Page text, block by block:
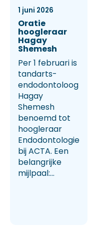
1 juni 2026
Oratie
hoogleraar
Hagay
Shemesh
Per 1 februari is
tandarts-
endodontoloog
Hagay
Shemesh
benoemd tot
hoogleraar
Endodontologie
bij ACTA. Een
belangrijke
mijlpaal:...